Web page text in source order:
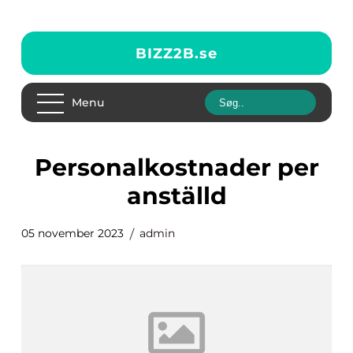
BIZZ2B.se
Menu
personalkostnader per
anställd
05 november 2023 admin